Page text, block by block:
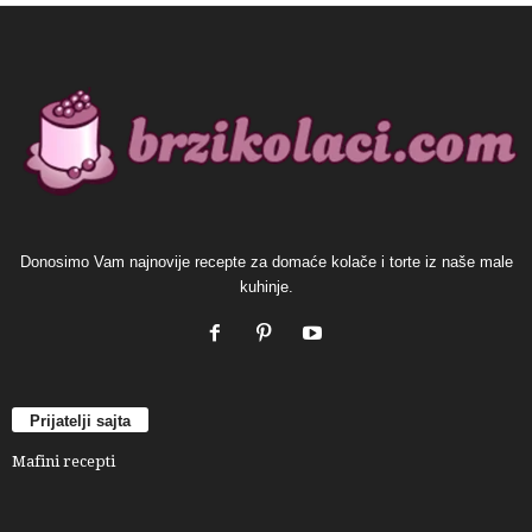
Donosimo Vam najnovije recepte za domaće kolače i torte iz naše male
kuhinje.
Prijatelji sajta
Mafini recepti